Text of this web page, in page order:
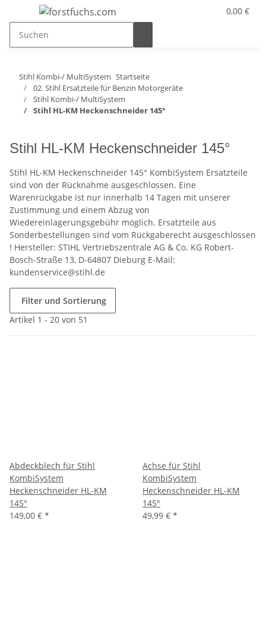
0,00 €
Stihl Kombi-/ MultiSystem Startseite
02. Stihl Ersatzteile für Benzin Motorgeräte
Stihl Kombi-/ MultiSystem
Stihl HL-KM Heckenschneider 145°
Stihl HL-KM Heckenschneider 145°
Stihl HL-KM Heckenschneider 145° KombiSystem Ersatzteile
sind von der Rücknahme ausgeschlossen. Eine
Warenrückgabe ist nur innerhalb 14 Tagen mit unserer
Zustimmung und einem Abzug von
Wiedereinlagerungsgebühr möglich. Ersatzteile aus
Sonderbestellungen sind vom Rückgaberecht ausgeschlossen
! Hersteller: STIHL Vertriebszentrale AG & Co. KG Robert-
Bosch-Straße 13, D-64807 Dieburg E-Mail:
kundenservice@stihl.de
Filter und Sortierung
Artikel 1 - 20 von 51
Abdeckblech für Stihl
KombiSystem
Heckenschneider HL-KM
145°
149,00 € *
Achse für Stihl
KombiSystem
Heckenschneider HL-KM
145°
49,99 € *